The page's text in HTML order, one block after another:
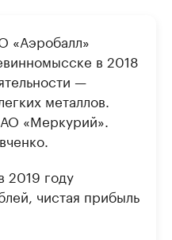
в 2018
—
металлов.
«Меркурий».
2019 году
чистая прибыль